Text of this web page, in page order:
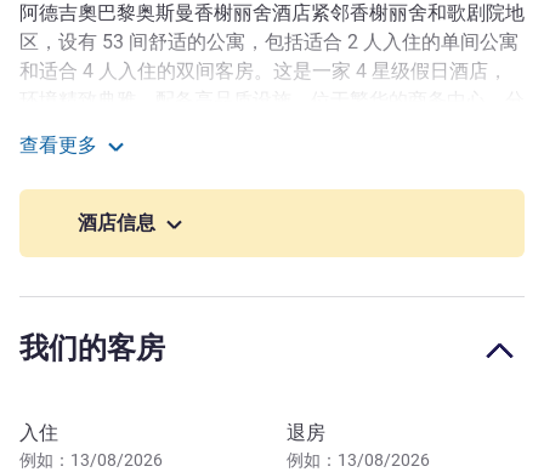
描述
阿德吉奧巴黎奥斯曼香榭丽舍酒店紧邻香榭丽舍和歌剧院地
区，设有 53 间舒适的公寓，包括适合 2 人入住的单间公寓
和适合 4 人入住的双间客房。这是一家 4 星级假日酒店，
杜乐丽花园。
巴黎奥斯曼香榭丽舍阿德吉奥公寓酒店位于享有盛名的第 8
区，提供配有厨房、免费无线网络和酒店设施的现代化四星
离，靠近蒙索公园、凯旋门和 Miromesnil 地铁站，是在首
直达公共交通站点。
查看更多
酒店信息
我们的客房
预订此酒店
入住
例如：13/08/2026
退房
例如：13/08/2026